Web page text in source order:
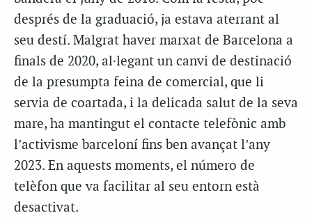
després de la graduació, ja estava aterrant al
seu destí. Malgrat haver marxat de Barcelona a
finals de 2020, al·legant un canvi de destinació
de la presumpta feina de comercial, que li
servia de coartada, i la delicada salut de la seva
mare, ha mantingut el contacte telefònic amb
l’activisme barceloní fins ben avançat l’any
2023. En aquests moments, el número de
telèfon que va facilitar al seu entorn està
desactivat.